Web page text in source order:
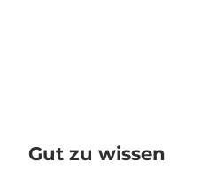
Gut zu wissen